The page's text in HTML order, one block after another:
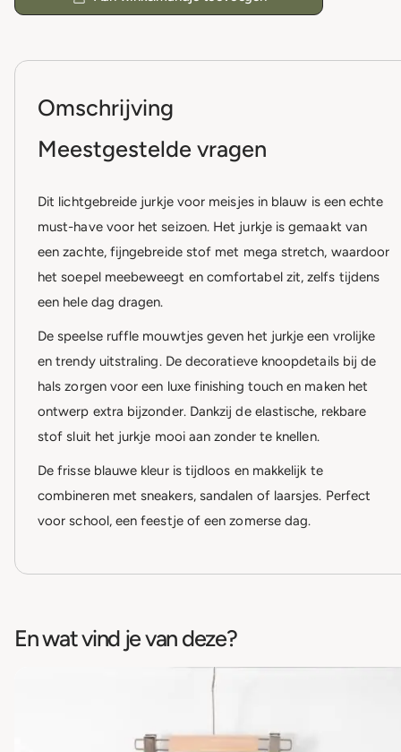
Omschrijving
Meestgestelde vragen
Dit lichtgebreide jurkje voor meisjes in blauw is een echte
must-have voor het seizoen. Het jurkje is gemaakt van
een zachte, fijngebreide stof met mega stretch, waardoor
het soepel meebeweegt en comfortabel zit, zelfs tijdens
een hele dag dragen.
De speelse ruffle mouwtjes geven het jurkje een vrolijke
en trendy uitstraling. De decoratieve knoopdetails bij de
hals zorgen voor een luxe finishing touch en maken het
ontwerp extra bijzonder. Dankzij de elastische, rekbare
stof sluit het jurkje mooi aan zonder te knellen.
De frisse blauwe kleur is tijdloos en makkelijk te
combineren met sneakers, sandalen of laarsjes. Perfect
voor school, een feestje of een zomerse dag.
En wat vind je van deze?